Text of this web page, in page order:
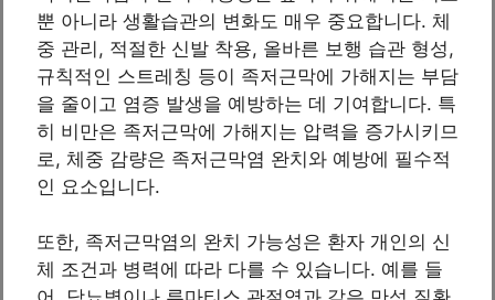
뿐 아니라 생활습관의 변화도 매우 중요합니다. 체
중 관리, 적절한 신발 착용, 올바른 보행 습관 형성,
규칙적인 스트레칭 등이 족저근막에 가해지는 부담
을 줄이고 염증 발생을 예방하는 데 기여합니다. 특
히 비만은 족저근막에 가해지는 압력을 증가시키므
로, 체중 감량은 족저근막염 완치와 예방에 필수적
인 요소입니다.
또한, 족저근막염의 완치 가능성은 환자 개인의 신
체 조건과 병력에 따라 다를 수 있습니다. 예를 들